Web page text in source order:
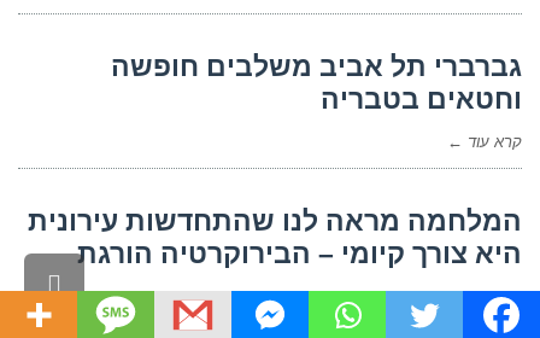
גברברי תל אביב משלבים חופשה
וחטאים בטבריה
קרא עוד ←
המלחמה מראה לנו שהתחדשות עירונית
היא צורך קיומי – הבירוקרטיה הורגת
קרא עוד ←